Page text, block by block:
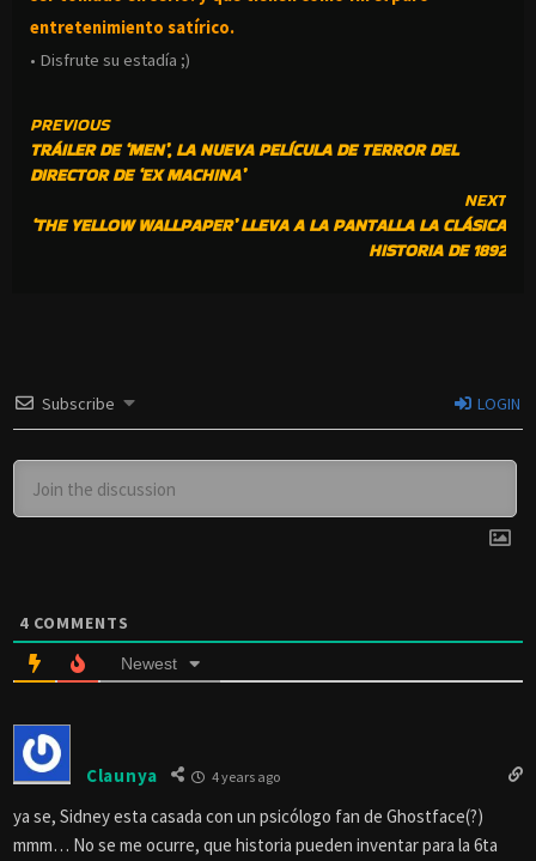
entretenimiento satírico.
• Disfrute su estadía ;)
CONTINUE
READING
PREVIOUS
TRÁILER DE ‘MEN’, LA NUEVA PELÍCULA DE TERROR DEL
DIRECTOR DE ‘EX MACHINA’
NEXT
‘THE YELLOW WALLPAPER’ LLEVA A LA PANTALLA LA CLÁSICA
HISTORIA DE 1892
Subscribe LOGIN
4 COMMENTS
Newest
Claunya 4 years ago
ya se, Sidney esta casada con un psicólogo fan de Ghostface(?)
mmm… No se me ocurre, que historia pueden inventar para la 6ta